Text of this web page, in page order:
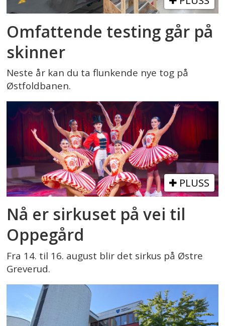
Omfattende testing går på
skinner
Neste år kan du ta flunkende nye tog på
Østfoldbanen.
PLUSS
Nå er sirkuset på vei til
Oppegård
Fra 14. til 16. august blir det sirkus på Østre
Greverud.